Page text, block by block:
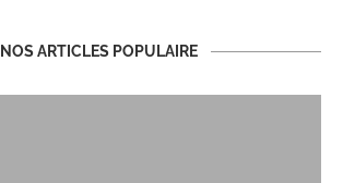
NOS ARTICLES POPULAIRE